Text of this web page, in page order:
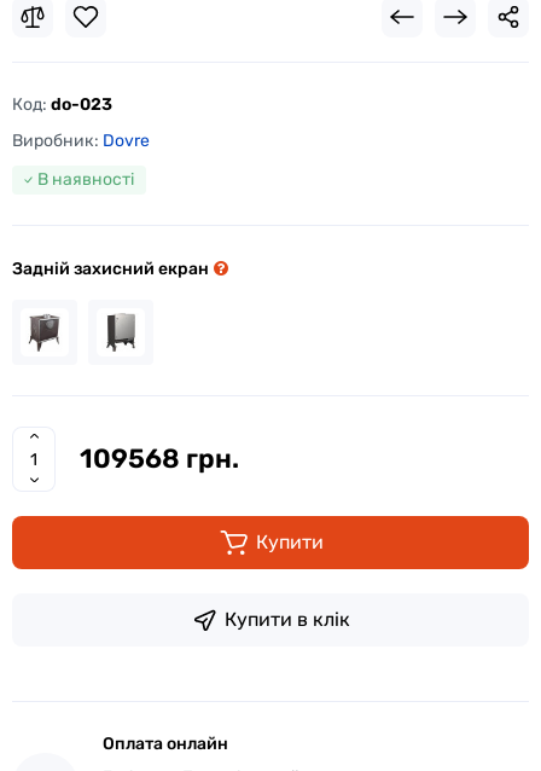
Код: do-023
Виробник: Dovre
В наявності
Задній захисний екран
109568 грн.
Купити
Купити в клік
Оплата онлайн